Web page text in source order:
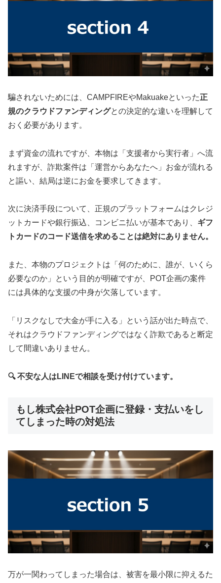
騙されないためには、CAMPFIREやMakuakeといった正
規のクラウドファンディングとの決定的な違いを理解して
おく必要があります。
まず資金の流れですが、本物は「支援者から実行者」へ流
れますが、詐欺案件は「運営からあなたへ」お金が流れる
と謳い、結局は逆にお金を要求してきます。
次に決済手段について、正規のプラットフォームはクレジ
ットカードや銀行振込、コンビニ払いが基本であり、 ギフ
トカードのコード送信を求めることは絶対にありません。
また、本物のプロジェクトは「何のために、誰が、いくら
必要なのか」という目的が明確ですが、POT企画の案件
には具体的な支援の中身が欠落しています。
「リスクなしで大金が手に入る」という話が出た時点で、
それはクラウドファンディングではなく詐欺であると断定
して間違いありません。
🔍 不安な人はLINEで相談を受け付けています。
もし株式会社POT企画に登録・支払いをし
てしまった時の対処法
万が一関わってしまった場合は、被害を最小限に抑えるた